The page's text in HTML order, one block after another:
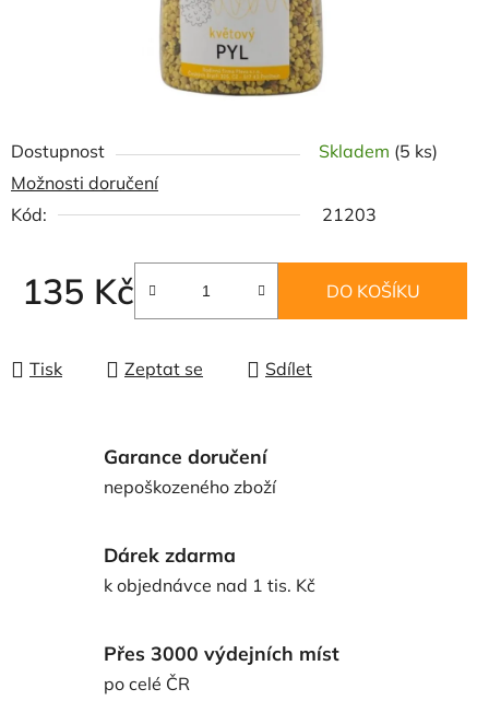
Dostupnost Skladem (5 ks)
Možnosti doručení
Kód:
21203
135 Kč DO KOŠÍKU
Tisk Zeptat se Sdílet
Garance doručení
nepoškozeného zboží
Dárek zdarma
k objednávce nad 1 tis. Kč
Přes 3000 výdejních míst
po celé ČR